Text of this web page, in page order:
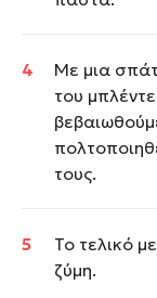
Με μια
του
τους.
Το τελικό
ζύμη.